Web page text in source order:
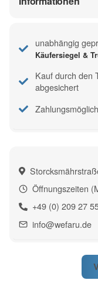
Öffnungszeiten
+49 (0) 209 27
info@wefaru.de
unabhängig
Käufersiegel &
Kauf durch den
abgesichert